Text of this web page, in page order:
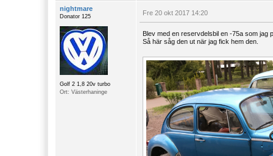
nightmare
Donator 125
Golf 2 1,8 20v turbo
Ort: Västerhaninge
Fre 20 okt 2017 14:20
Blev med en reservdelsbil en -75a som jag
Så här såg den ut när jag fick hem den.